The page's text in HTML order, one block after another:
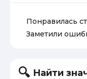
Понравилась
Заметили
Найти